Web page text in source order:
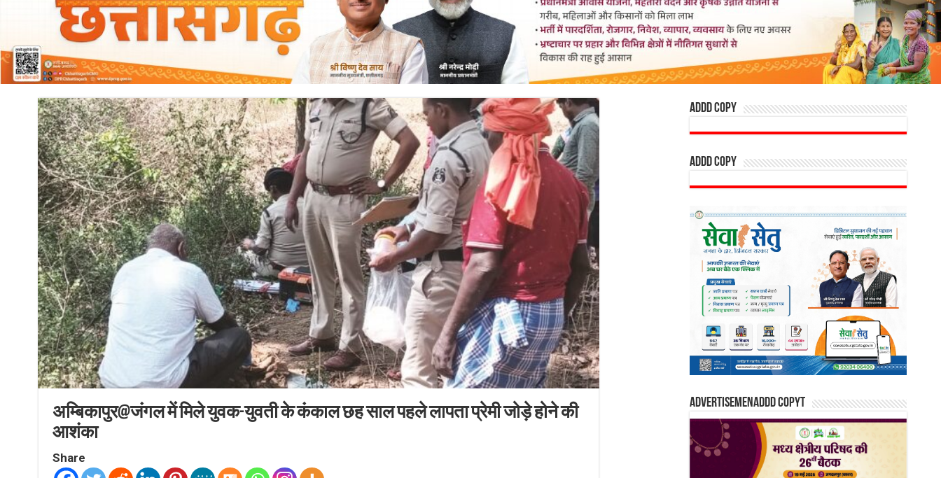
अम्बिकापुर@जंगल में मिले युवक-युवती के कंकाल छह साल पहले लापता प्रेमी जोड़े होने की
आशंका
Share
addd copy
addd copy
Advertisemenaddd copyt